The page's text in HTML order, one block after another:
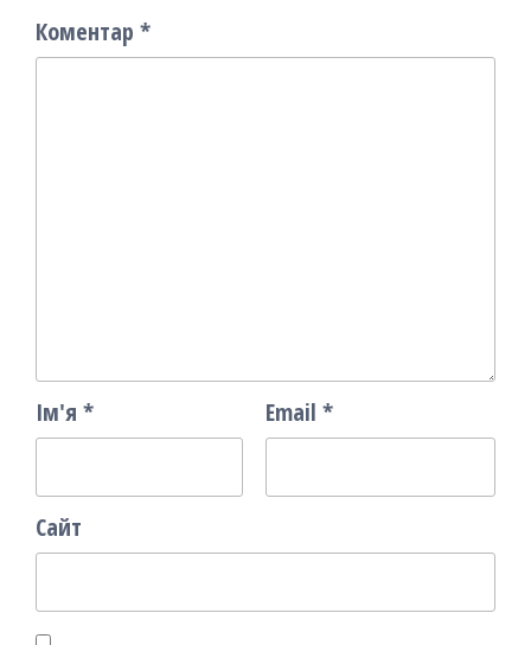
Коментар *
Ім'я * Email *
Сайт